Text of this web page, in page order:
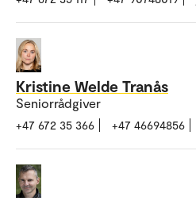
Kristine Welde Tranås
Seniorrådgiver
+47 672 35 366 +47 46694856